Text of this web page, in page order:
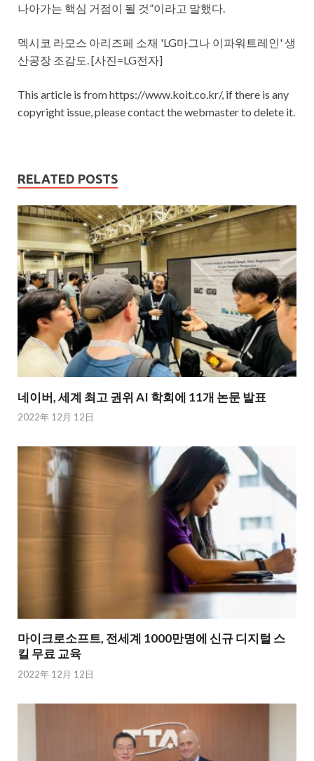
나아가는 핵심 거점이 될 것”이라고 말했다.
멕시코 라모스 아리즈페 소재 'LG마그나 이파워트레인' 생
산공장 조감도. [사진=LG전자]
This article is from https://www.koit.co.kr/, if there is any
copyright issue, please contact the webmaster to delete it.
RELATED POSTS
네이버, 세계 최고 권위 AI 학회에 11개 논문 발표
2022年 12月 12日
마이크로소프트, 전세계 1000만명에 신규 디지털 스
킬 무료 교육
2022年 12月 12日